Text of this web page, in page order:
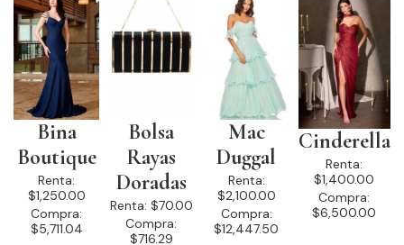
Bina
Boutique
Renta:
$1,250.00
Compra:
$5,711.04
Bolsa
Rayas
Doradas
Renta: $70.00
Compra:
$716.29
Mac
Duggal
Renta:
$2,100.00
Compra:
$12,447.50
Cinderella
Renta:
$1,400.00
Compra:
$6,500.00